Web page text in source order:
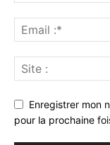
Enregistrer mon
pour la prochaine